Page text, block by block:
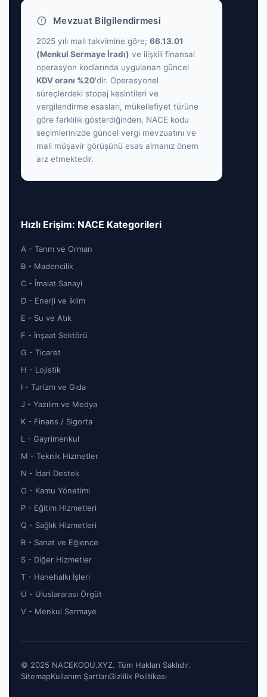
Mevzuat Bilgilendirmesi
2025 yılı mali takvimine göre; 66.13.01
(Menkul Sermaye İradı) ve ilişkili finansal
operasyon kodlarında uygulanan güncel
KDV oranı %20'dir. Operasyonel
süreçlerdeki stopaj kesintileri ve
vergilendirme esasları, mükellefiyet türüne
göre farklılık gösterdiğinden, NACE kodu
seçimlerinizde güncel vergi mevzuatını ve
mali müşavir görüşünü esas almanız önem
arz etmektedir.
Hızlı Erişim: NACE Kategorileri
A - Tarım ve Orman
B - Madencilik
C - İmalat Sanayi
D - Enerji ve İklim
E - Su ve Atık
F - İnşaat Sektörü
G - Ticaret
H - Lojistik
I - Turizm ve Gıda
J - Yazılım ve Medya
K - Finans / Sigorta
L - Gayrimenkul
M - Teknik Hizmetler
N - İdari Destek
O - Kamu Yönetimi
P - Eğitim Hizmetleri
Q - Sağlık Hizmetleri
R - Sanat ve Eğlence
S - Diğer Hizmetler
T - Hanehalkı İşleri
U - Uluslararası Örgüt
V - Menkul Sermaye
© 2025 NACEKODU.XYZ. Tüm Hakları Saklıdır.
SitemapKullanım ŞartlarıGizlilik Politikası